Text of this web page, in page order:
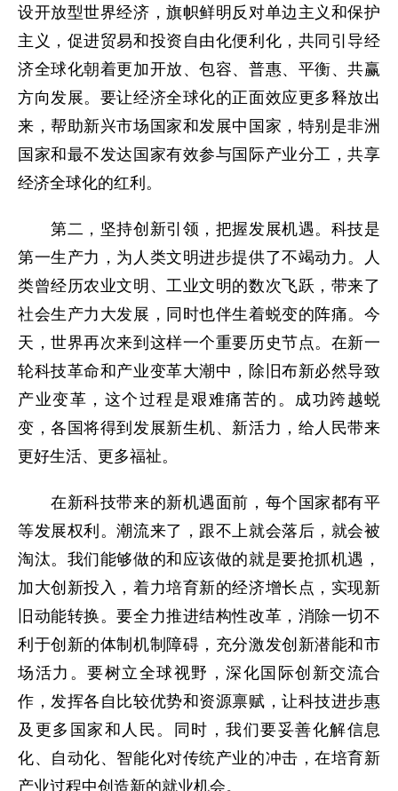
设开放型世界经济，旗帜鲜明反对单边主义和保护
主义，促进贸易和投资自由化便利化，共同引导经
济全球化朝着更加开放、包容、普惠、平衡、共赢
方向发展。要让经济全球化的正面效应更多释放出
来，帮助新兴市场国家和发展中国家，特别是非洲
国家和最不发达国家有效参与国际产业分工，共享
经济全球化的红利。
第二，坚持创新引领，把握发展机遇。科技是
第一生产力，为人类文明进步提供了不竭动力。人
类曾经历农业文明、工业文明的数次飞跃，带来了
社会生产力大发展，同时也伴生着蜕变的阵痛。今
天，世界再次来到这样一个重要历史节点。在新一
轮科技革命和产业变革大潮中，除旧布新必然导致
产业变革，这个过程是艰难痛苦的。成功跨越蜕
变，各国将得到发展新生机、新活力，给人民带来
更好生活、更多福祉。
在新科技带来的新机遇面前，每个国家都有平
等发展权利。潮流来了，跟不上就会落后，就会被
淘汰。我们能够做的和应该做的就是要抢抓机遇，
加大创新投入，着力培育新的经济增长点，实现新
旧动能转换。要全力推进结构性改革，消除一切不
利于创新的体制机制障碍，充分激发创新潜能和市
场活力。要树立全球视野，深化国际创新交流合
作，发挥各自比较优势和资源禀赋，让科技进步惠
及更多国家和人民。同时，我们要妥善化解信息
化、自动化、智能化对传统产业的冲击，在培育新
产业过程中创造新的就业机会。